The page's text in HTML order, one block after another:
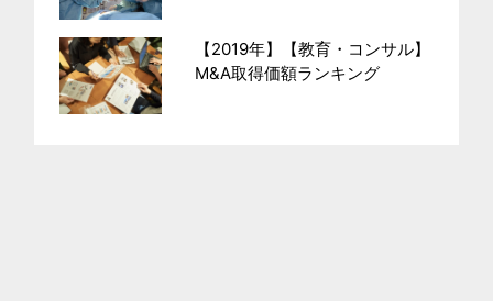
【2019年】【教育・コンサル】
M&A取得価額ランキング